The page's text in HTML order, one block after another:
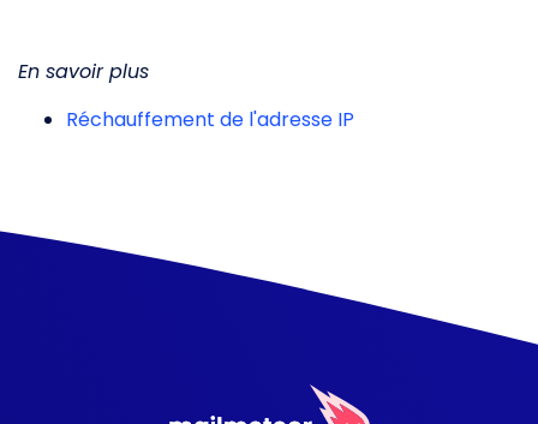
En savoir plus
Réchauffement de l'adresse IP